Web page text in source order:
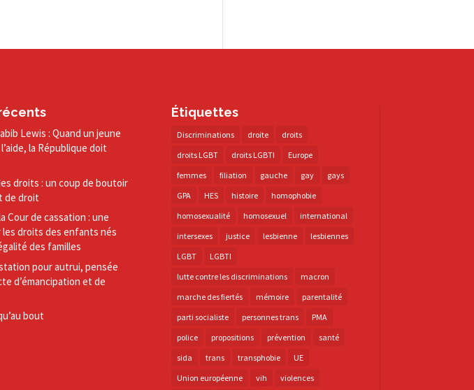
Lewis : Quand un jeune
la République doit
droits : un coup de boutoir
de droit
Cour de cassation : une
droits des enfants nés
des familles
pour autrui, pensée
d’émancipation et de
bout
Étiquettes
Discriminations droite
droits
droits LGBT
droits LGBTI
Europe
femmes
filiation gauche gay
gays
GPA
HES histoire
homophobie
homosexualité
homosexuel
international
intersexes
justice lesbienne
lesbiennes
LGBT
LGBTI
lutte contre les discriminations
macron
marche des fiertés
mémoire
parentalité
parti socialiste
personnes trans
PMA
police
propositions prévention
santé
sida
trans transphobie
UE
Union européenne
vih violences